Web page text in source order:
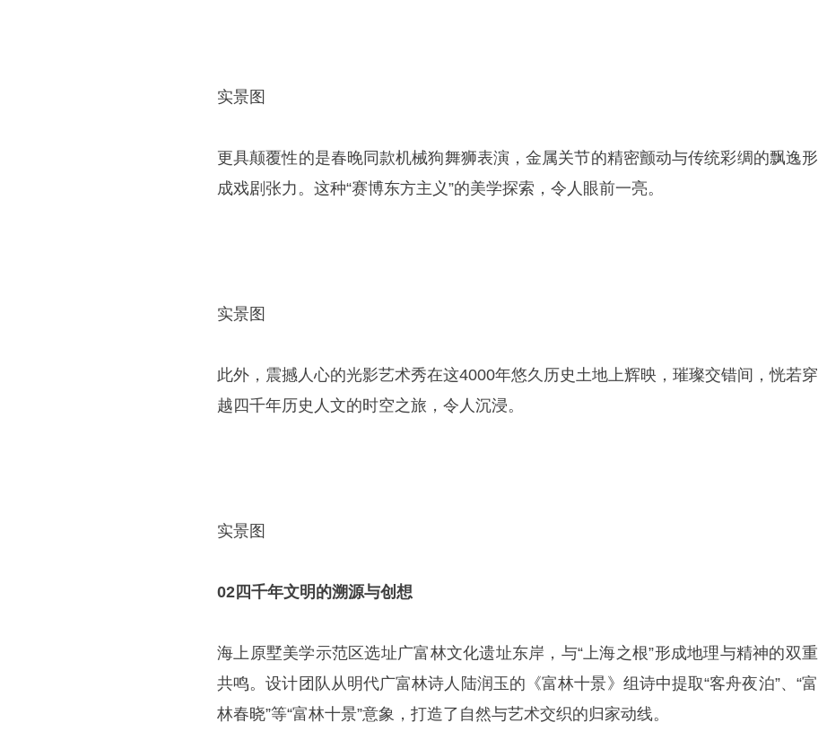
实景图
更具颠覆性的是春晚同款机械狗舞狮表演，金属关节的精密颤动与传统彩绸的飘逸形
成戏剧张力。这种“赛博东方主义”的美学探索，令人眼前一亮。
实景图
此外，震撼人心的光影艺术秀在这4000年悠久历史土地上辉映，璀璨交错间，恍若穿
越四千年历史人文的时空之旅，令人沉浸。
实景图
02四千年文明的溯源与创想
海上原墅美学示范区选址广富林文化遗址东岸，与“上海之根”形成地理与精神的双重
共鸣。设计团队从明代广富林诗人陆润玉的《富林十景》组诗中提取“客舟夜泊”、“富
林春晓”等“富林十景”意象，打造了自然与艺术交织的归家动线。